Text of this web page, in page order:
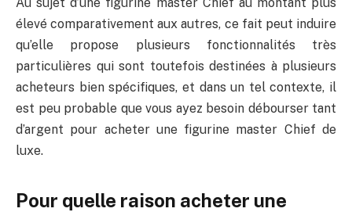
Au sujet d’une figurine master Chief au montant plus
élevé comparativement aux autres, ce fait peut induire
qu’elle propose plusieurs fonctionnalités très
particulières qui sont toutefois destinées à plusieurs
acheteurs bien spécifiques, et dans un tel contexte, il
est peu probable que vous ayez besoin débourser tant
d’argent pour acheter une figurine master Chief de
luxe.
Pour quelle raison acheter une